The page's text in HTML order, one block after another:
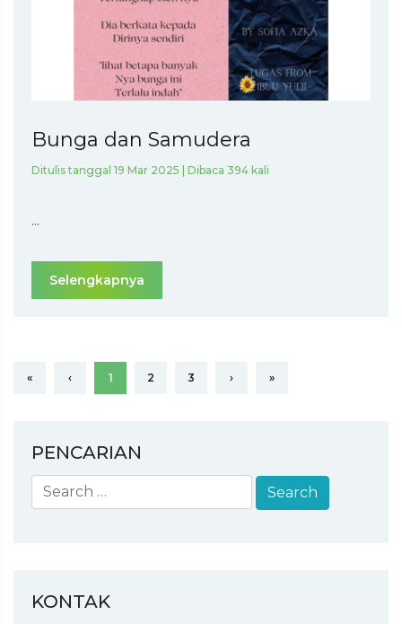
Bunga dan Samudera
Ditulis tanggal 19 Mar 2025 | Dibaca 394 kali
...
Selengkapnya
« ‹ 1 2 3 › »
PENCARIAN
KONTAK